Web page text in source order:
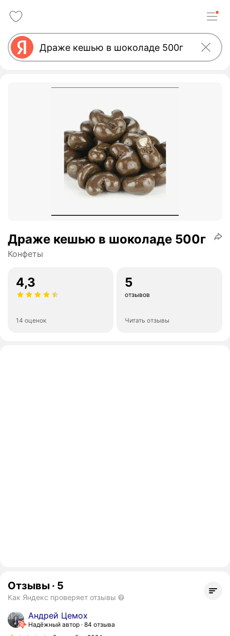
Драже кешью в шоколаде 500г
Конфеты
4,3
14 оценок
5
отзывов
Читать отзывы
Отзывы · 5
Как Яндекс проверяет отзывы
Андрей Цемох
Надёжный автор 84 отзыва